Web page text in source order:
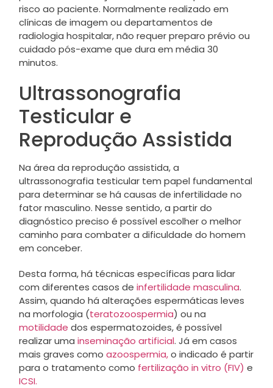
risco ao paciente. Normalmente realizado em
clínicas de imagem ou departamentos de
radiologia hospitalar, não requer preparo prévio ou
cuidado pós-exame que dura em média 30
minutos.
Ultrassonografia
Testicular e
Reprodução Assistida
Na área da reprodução assistida, a
ultrassonografia testicular tem papel fundamental
para determinar se há causas de infertilidade no
fator masculino. Nesse sentido, a partir do
diagnóstico preciso é possível escolher o melhor
caminho para combater a dificuldade do homem
em conceber.
Desta forma, há técnicas específicas para lidar
com diferentes casos de infertilidade masculina.
Assim, quando há alterações espermáticas leves
na morfologia (teratozoospermia) ou na
motilidade dos espermatozoides, é possível
realizar uma inseminação artificial. Já em casos
mais graves como azoospermia,o indicado é partir
para o tratamento como fertilização in vitro (FIV) e
ICSI.